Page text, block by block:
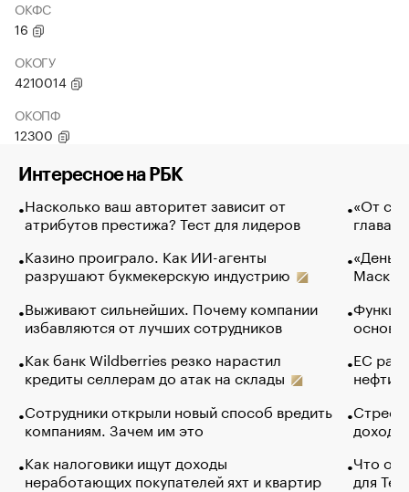
ОКФС
16
ОКОГУ
4210014
ОКОПФ
12300
Интересное на РБК
Насколько ваш авторитет зависит от
атрибутов престижа? Тест для лидеров
Казино проиграло. Как ИИ-агенты
разрушают букмекерскую индустрию
Выживают сильнейших. Почему компании
избавляются от лучших сотрудников
Как банк Wildberries резко нарастил
кредиты селлерам до атак на склады
Сотрудники открыли новый способ вредить
компаниям. Зачем им это
Как налоговики ищут доходы
неработающих покупателей яхт и квартир
«От
глава
Маск в
основ
ЕС
нефти
Что
для